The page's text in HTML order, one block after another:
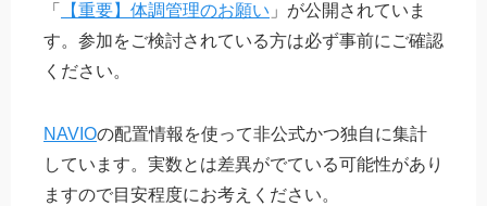
「
【重要】体調管理のお願い 」が公開されていま
す。参加をご検討されている方は必ず事前にご確認
ください。
NAVIOの配置情報を使って非公式かつ独自に集計
しています。実数とは差異がでている可能性があり
ますので目安程度にお考えください。